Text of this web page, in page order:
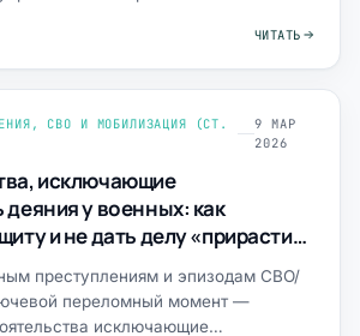
ЧИТАТЬ
СВО И МОБИЛИЗАЦИЯ (СТ.
9 МАР
2026
исключающие
деяния у военных: как
и не дать делу «прирасти»
преступлениям и эпизодам СВО/
переломный момент —
исключающие